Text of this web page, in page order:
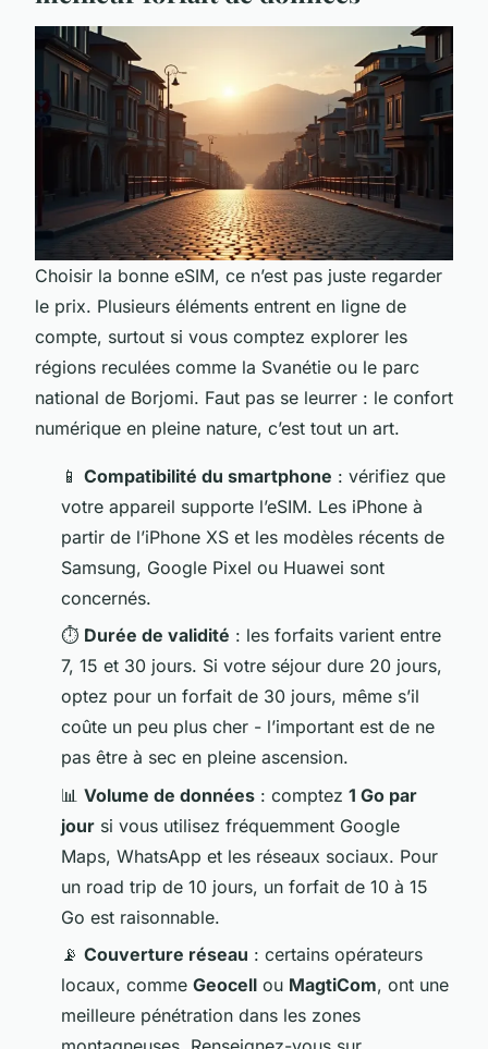
Choisir la bonne eSIM, ce n’est pas juste regarder
le prix. Plusieurs éléments entrent en ligne de
compte, surtout si vous comptez explorer les
régions reculées comme la Svanétie ou le parc
national de Borjomi. Faut pas se leurrer : le confort
numérique en pleine nature, c’est tout un art.
📱 Compatibilité du smartphone : vérifiez que
votre appareil supporte l’eSIM. Les iPhone à
partir de l’iPhone XS et les modèles récents de
Samsung, Google Pixel ou Huawei sont
concernés.
⏱️ Durée de validité : les forfaits varient entre
7, 15 et 30 jours. Si votre séjour dure 20 jours,
optez pour un forfait de 30 jours, même s’il
coûte un peu plus cher - l’important est de ne
pas être à sec en pleine ascension.
📊 Volume de données : comptez 1 Go par
jour si vous utilisez fréquemment Google
Maps, WhatsApp et les réseaux sociaux. Pour
un road trip de 10 jours, un forfait de 10 à 15
Go est raisonnable.
📡 Couverture réseau : certains opérateurs
locaux, comme Geocell ou MagtiCom, ont une
meilleure pénétration dans les zones